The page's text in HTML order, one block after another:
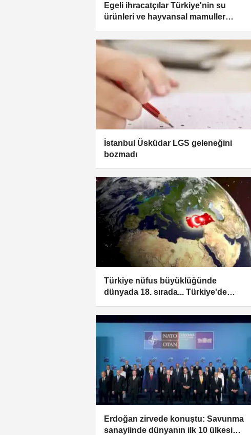
Egeli ihracatçılar Türkiye'nin su
ürünleri ve hayvansal mamuller
İstanbul Üsküdar LGS geleneğini
bozmadı
Türkiye nüfus büyüklüğünde
dünyada 18. sırada... Türkiye'de
Erdoğan zirvede konuştu: Savunma
sanayiinde dünyanın ilk 10 ülkesi